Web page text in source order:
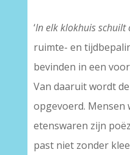
‘In elk klokhuis schuilt
ruimte- en
bevinden in een
Van daaruit wordt
opgevoerd. Mensen
etenswaren zijn
past niet zonder